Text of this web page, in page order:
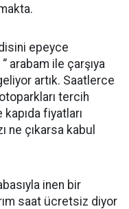
epeyce
arabam ile çarşıya
artık. Saatlerce
tercih
fiyatları
ne çıkarsa kabul
inen bir
saat ücretsiz diyor